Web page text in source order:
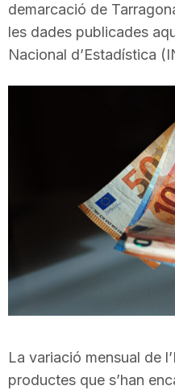
u
t
e
a
demarcació de
les dades publicades
Nacional d’Estadística
La variació mensual de
productes que s’han